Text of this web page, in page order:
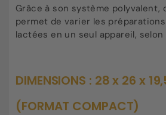
Grâce à son système polyvalent,
permet de varier les
lactées en un seul appareil, selon
DIMENSIONS : 28 x 26 x
(FORMAT COMPACT)